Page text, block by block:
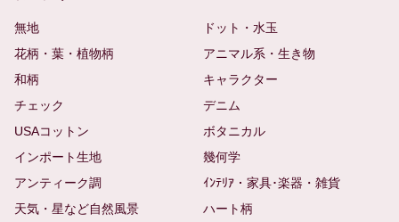
無地
ドット・水玉
花柄・葉・植物柄
アニマル系・生き物
和柄
キャラクター
チェック
デニム
USAコットン
ボタニカル
インポート生地
幾何学
アンティーク調
ｲﾝﾃﾘｱ・家具･楽器・雑貨
天気・星など自然風景
ハート柄